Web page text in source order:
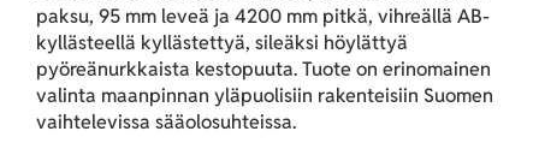
paksu, 95 mm leveä ja 4200 mm pitkä, vihreällä AB-
kyllästeellä kyllästettyä, sileäksi höylättyä
pyöreänurkkaista kestopuuta. Tuote on erinomainen
valinta maanpinnan yläpuolisiin rakenteisiin Suomen
vaihtelevissa sääolosuhteissa.